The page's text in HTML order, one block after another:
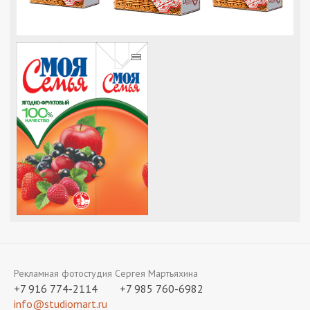
=
Рекламная фотостудия Сергея Мартьяхина
+7 916 774-2114
+7 985 760-6982
info@studiomart.ru